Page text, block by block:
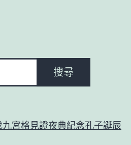
搜尋
宮格見證夜典紀念孔子誕辰